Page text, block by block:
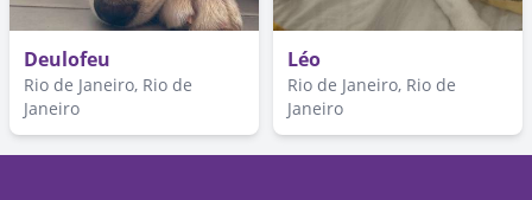
Deulofeu
Rio de Janeiro, Rio de
Janeiro
Léo
Rio de Janeiro, Rio de
Janeiro